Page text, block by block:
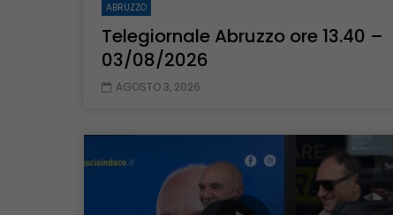
ABRUZZO
Telegiornale Abruzzo ore 13.40 –
03/08/2026
AGOSTO 3, 2026